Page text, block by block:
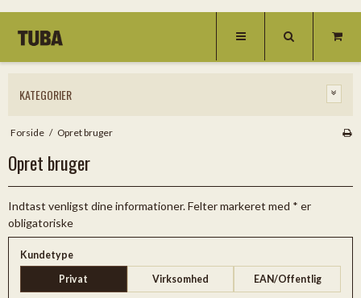
KATEGORIER
Forside / Opret bruger
Opret bruger
Indtast venligst dine informationer. Felter markeret med * er
obligatoriske
Kundetype
Privat
Virksomhed EAN/Offentlig